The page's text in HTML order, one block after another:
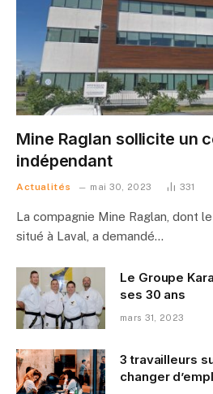
Mine Raglan sollicite un
indépendant
Actualités mai 30, 2023 331
La compagnie Mine Raglan, dont
situé à Laval, a demandé…
Le Groupe
ses 30 ans
mars 31, 2023
3 travailleurs
changer